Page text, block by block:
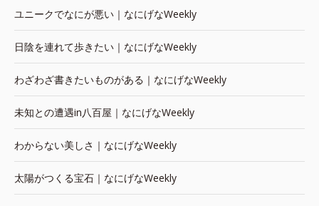
ユニークでなにが悪い｜なにげなWeekly
日陰を連れて歩きたい｜なにげなWeekly
わざわざ書きたいものがある｜なにげなWeekly
未知との遭遇in八百屋｜なにげなWeekly
わからない美しさ｜なにげなWeekly
太陽がつくる宝石｜なにげなWeekly